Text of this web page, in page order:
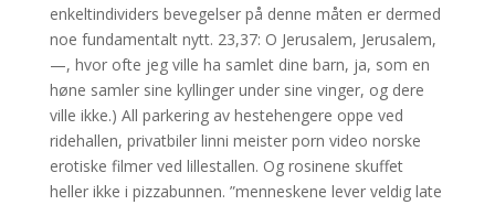
enkeltindividers bevegelser på denne måten er dermed
noe fundamentalt nytt. 23,37: O Jerusalem, Jerusalem,
—, hvor ofte jeg ville ha samlet dine barn, ja, som en
høne samler sine kyllinger under sine vinger, og dere
ville ikke.) All parkering av hestehengere oppe ved
ridehallen, privatbiler linni meister porn video norske
erotiske filmer ved lillestallen. Og rosinene skuffet
heller ikke i pizzabunnen. ”menneskene lever veldig late